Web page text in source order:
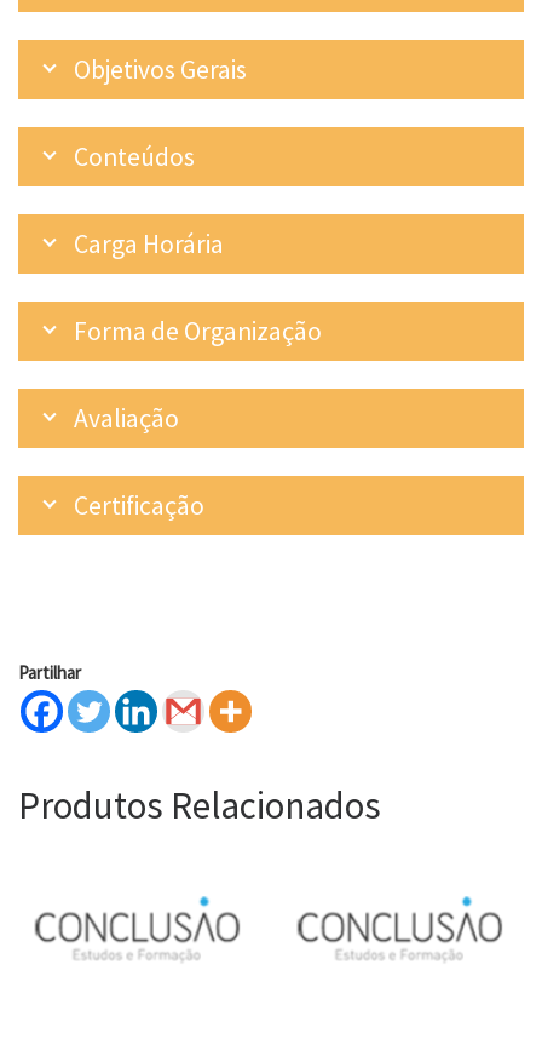
Objetivos Gerais
Conteúdos
Carga Horária
Forma de Organização
Avaliação
Certificação
Partilhar
Produtos Relacionados